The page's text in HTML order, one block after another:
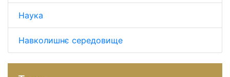
Наука
Навколишнє середовище